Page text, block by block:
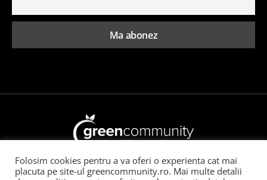
Toate drepturile rezervate GreenCommunity
Folosim cookies pentru a va oferi o experienta cat mai
placuta pe site-ul greencommunity.ro. Mai multe detalii